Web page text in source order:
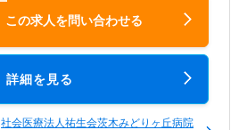
この求人を問い合わせる
詳細を見る
社会医療法人祐生会茨木みどりヶ丘病院